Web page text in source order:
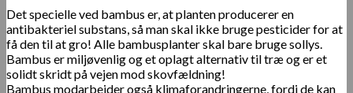
Det specielle ved bambus er, at planten producerer en
antibakteriel substans, så man skal ikke bruge pesticider for at
få den til at gro! Alle bambusplanter skal bare bruge sollys.
Bambus er miljøvenlig og et oplagt alternativ til træ og er et
solidt skridt på vejen mod skovfældning!
Bambus modarbejder også klimaforandringerne, fordi de kan